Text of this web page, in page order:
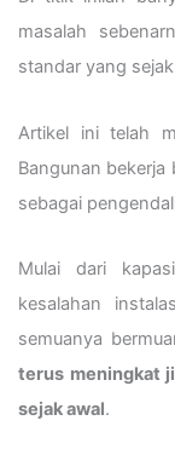
masalah
standar yang
Artikel ini telah
Bangunan
sebagai
Mulai dari
kesalahan
semuanya
terus meningkat
sejak awal.